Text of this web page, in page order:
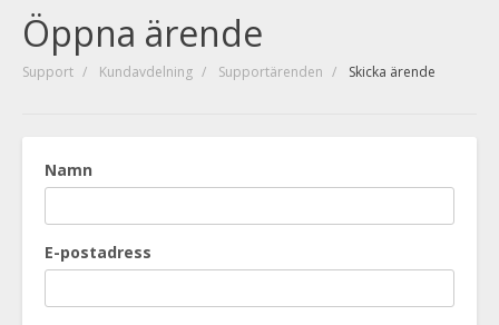
Öppna ärende
Support Kundavdelning Supportärenden Skicka ärende
Namn
E-postadress